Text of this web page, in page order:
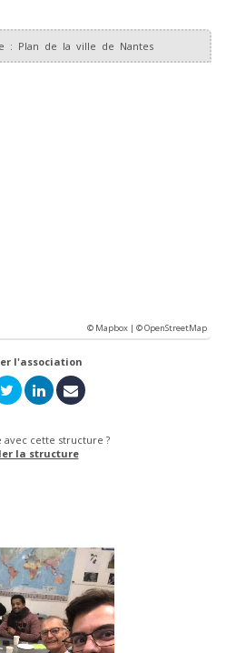
© Mapbox |© OpenStreetMap
l'association
avec cette structure ?
la structure